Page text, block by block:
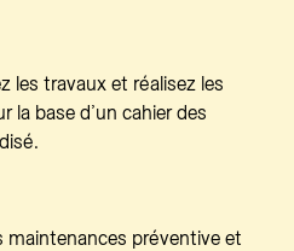
les travaux et réalisez les
la base d’un cahier des
maintenances préventive et